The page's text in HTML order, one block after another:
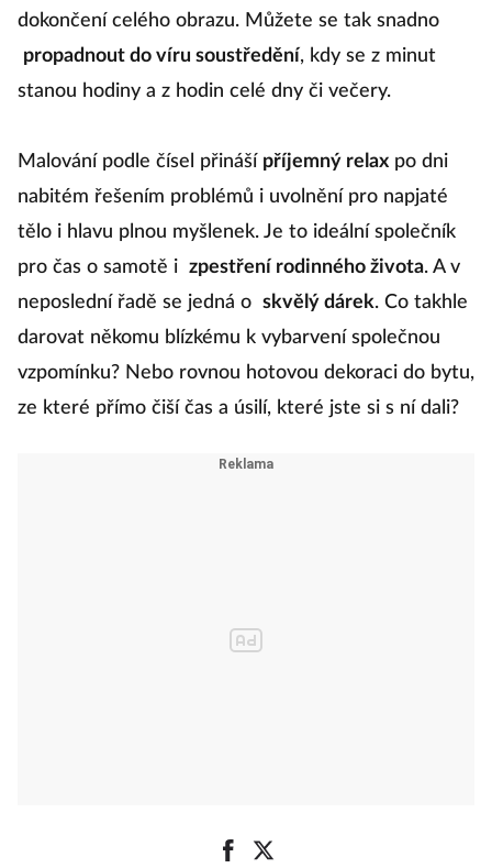
dokončení celého obrazu. Můžete se tak snadno
propadnout do víru soustředění, kdy se z minut
stanou hodiny a z hodin celé dny či večery.
Malování podle čísel přináší příjemný relax po dni
nabitém řešením problémů i uvolnění pro napjaté
tělo i hlavu plnou myšlenek. Je to ideální společník
pro čas o samotě i zpestření rodinného života. A v
neposlední řadě se jedná o skvělý dárek. Co takhle
darovat někomu blízkému k vybarvení společnou
vzpomínku? Nebo rovnou hotovou dekoraci do bytu,
ze které přímo čiší čas a úsilí, které jste si s ní dali?